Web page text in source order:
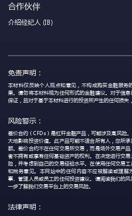
合作伙伴
介绍经纪人 (IB)
免责声明：
本材料仅反映个人观点和意见，不构成购买金融服务
果。请勿将本材料视为任何形式的金融建议。对于信
保证，且对于基于本材料进行的投资所产生的任何损失
风险警示：
差价合约（CFDs）是杠杆金融产品，可能涉及高风险
大地影响投资价值。此产品可能不适合所有人，您所
额。差价合约不在任何交易所交易，而是场外交易产
者不拥有或享有任何基础资产的权利。在决定进行交
险，并考虑到自己的交易经验水平。在使用任何交易
和税务意见。本网站中的任何内容不应被解读或理
事、管理人员或员工的任何投资建议。请阅读我们的
一步了解我们交易平台上的交易风险。
法律声明：